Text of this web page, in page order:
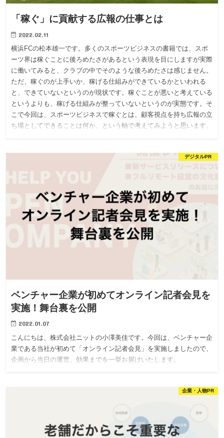
「稼ぐ」に貢献する広報の仕事とは
2022.02.11
横浜FCの松本雄一です。多くのスポーツビジネスの書籍では、スポ
ーツ界は稼ぐことに後ろめたさがあるという表現を目にしますが実際
に働いてみると、クラブの中でそのような後ろめたさは感じません。
ただ、稼ぐのが上手いか、稼げる仕組みができているかといわれる
と、できていないというのが現状です。稼ぐことが悪いと考えている
というよりも、稼げる仕組みが整っていないというのが実態です。そ
こで今回は、スポーツビジネスで稼ぐとは、顧客視点を持ち広報の立
ち場としてできることは何か、という軸で考えてみようと思います。
デジタルPR
ベンチャー企業が初めてオンライン記者会見を
実施！舞台裏を公開
2022.01.07
こんにちは、株式会社ニットの小澤美佳です。今回は、ベンチャー企
業である当社が初めて「オンライン記者会見」を実施しましたので、
企画から当日の運営、効果までを一挙お届けいたします。
企業・人物PR